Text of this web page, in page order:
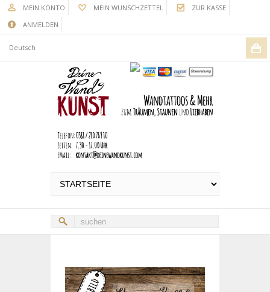
MEIN KONTO MEIN WUNSCHZETTEL
ZUR KASSE
ANMELDEN
Deutsch